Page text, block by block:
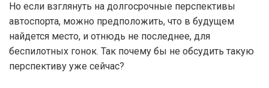
Но если взглянуть на долгосрочные перспективы
автоспорта, можно предположить, что в будущем
найдется место, и отнюдь не последнее, для
беспилотных гонок. Так почему бы не обсудить такую
перспективу уже сейчас?